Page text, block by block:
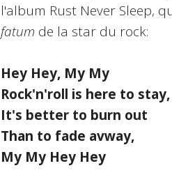
l'album Rust Never Sleep,
fatum de la star du rock:
Hey Hey, My My
Rock'n'roll is here to stay,
It's better to burn out
Than to fade avway,
My My Hey Hey